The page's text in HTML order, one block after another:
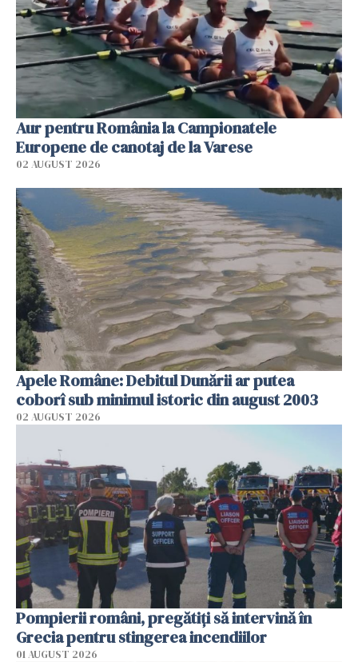
Aur pentru România la Campionatele
Europene de canotaj de la Varese
02 AUGUST 2026
Apele Române: Debitul Dunării ar putea
coborî sub minimul istoric din august 2003
02 AUGUST 2026
Pompierii români, pregătiţi să intervină în
Grecia pentru stingerea incendiilor
01 AUGUST 2026